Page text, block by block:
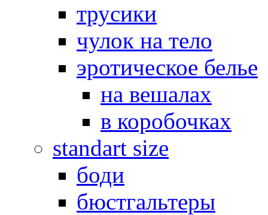
трусики
чулок на тело
эротическое белье
на вешалах
в коробочках
standart size
боди
бюстгальтеры